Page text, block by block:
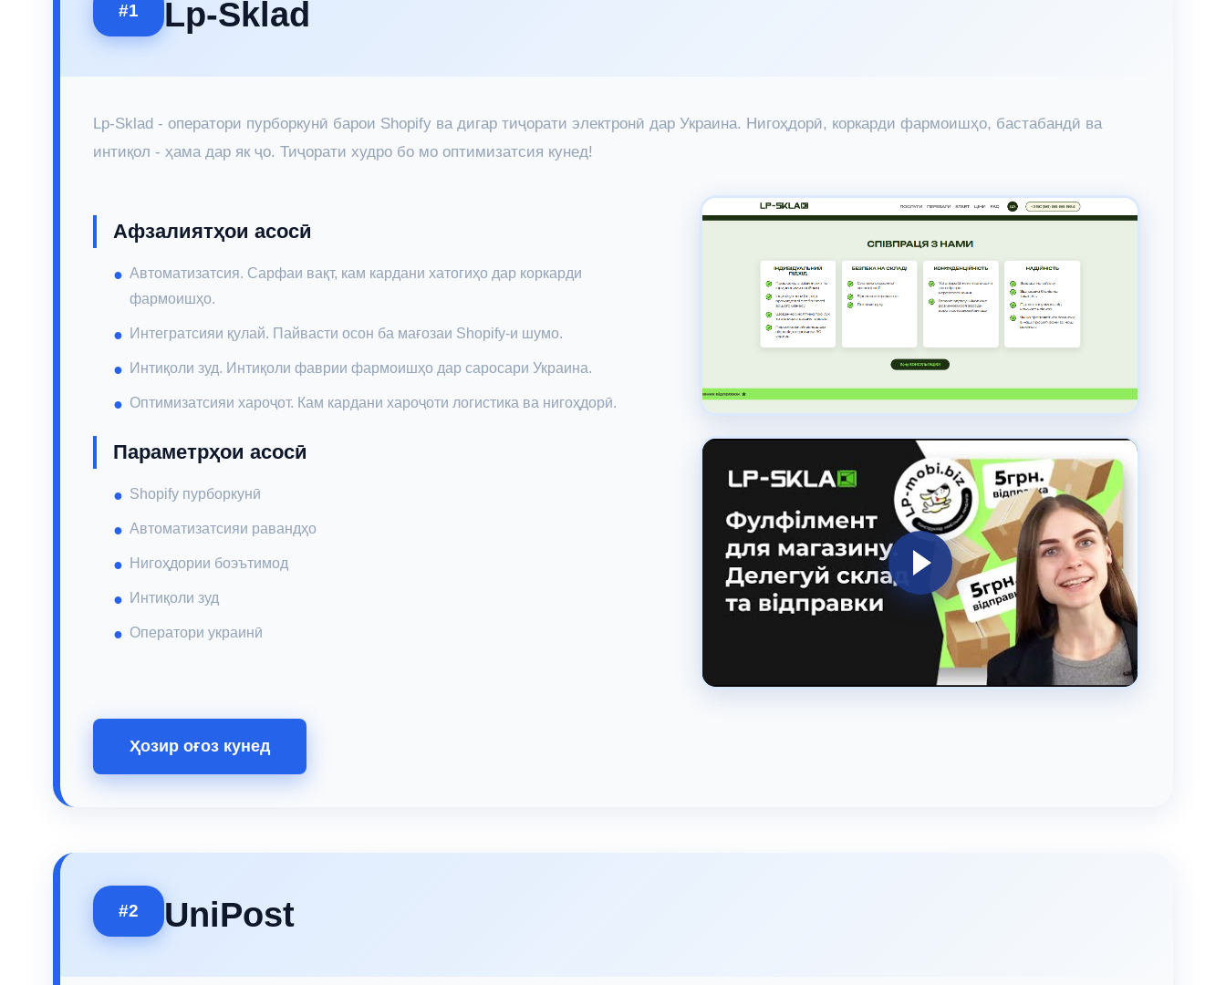
#1 Lp-Sklad
Lp-Sklad - оператори пурборкунӣ барои Shopify ва дигар тиҷорати электронӣ дар Украина. Нигоҳдорӣ, коркарди фармоишҳо, бастабандӣ ва
интиқол - ҳама дар як ҷо. Тиҷорати худро бо мо оптимизатсия кунед!
Афзалиятҳои асосӣ
Автоматизатсия. Сарфаи вақт, кам кардани хатогиҳо дар коркарди
фармоишҳо.
Интегратсияи қулай. Пайвасти осон ба мағозаи Shopify-и шумо.
Интиқоли зуд. Интиқоли фаврии фармоишҳо дар саросари Украина.
Оптимизатсияи хароҷот. Кам кардани хароҷоти логистика ва нигоҳдорӣ.
Параметрҳои асосӣ
Shopify пурборкунӣ
Автоматизатсияи равандҳо
Нигоҳдории боэътимод
Интиқоли зуд
Оператори украинӣ
Ҳозир оғоз кунед
#2 UniPost